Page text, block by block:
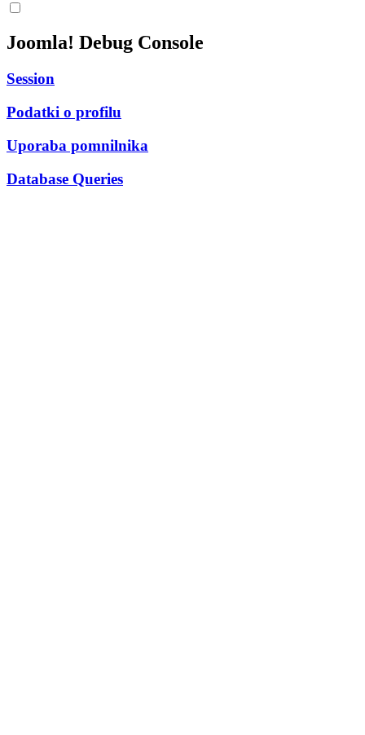
Joomla! Debug Console
Session
Podatki o profilu
Uporaba pomnilnika
Database Queries